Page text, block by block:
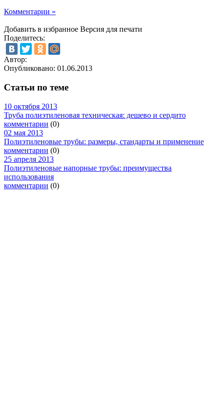
Комментарии »
Добавить в избранное Версия для печати
Поделитесь:
Автор:
Опубликовано: 01.06.2013
Статьи по теме
10 октября 2013
Труба полиэтиленовая техническая: дешево и сердито
комментарии (0)
02 мая 2013
Полиэтиленовые трубы: размеры, стандарты и применение
комментарии (0)
25 апреля 2013
Полиэтиленовые напорные трубы: преимущества
использования
комментарии (0)